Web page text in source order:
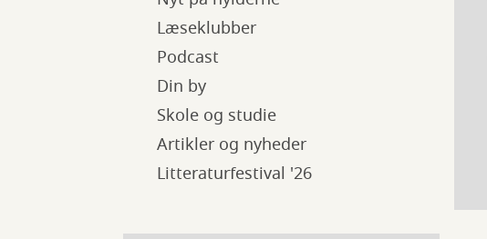
Læseklubber
Podcast
Din by
Skole og studie
Artikler og nyheder
Litteraturfestival '26